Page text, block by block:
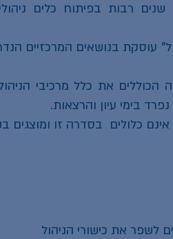
רבות בפיתוח כלים ניהוליים
עוסקת בנושאים המרכזיים
הכוללים את כלל מרכיבי
בימי עיון והרצאות.
אינם כלולים בסדרה זו
לשפר את כישורי הניהול